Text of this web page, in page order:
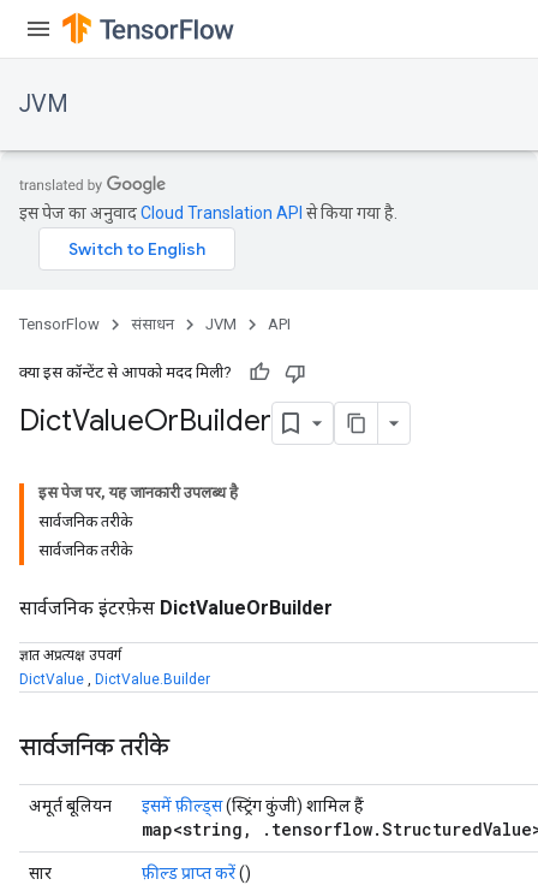
JVM
इस पेज का अनुवादCloud Translation API से किया गया है.
TensorFlow संसाधन JVM API
क्या इस कॉन्टेंट से आपको मदद मिली?
DictValueOrBuilder
इस पेज पर, यह जानकारी उपलब्ध है
सार्वजनिक तरीके
सार्वजनिक तरीके
सार्वजनिक इंटरफ़ेस DictValueOrBuilder
ज्ञात अप्रत्यक्ष उपवर्ग
DictValue , DictValue.Builder
सार्वजनिक तरीके
अमूर्त बूलियन इसमें फ़ील्ड्स(स्ट्रिंग कुंजी) शामिल हैं
map<string,
सार
फ़ील्ड प्राप्त करें()